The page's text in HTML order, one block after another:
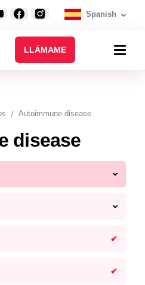
Spanish
LLÁMAME
Autoimmune disease
disease